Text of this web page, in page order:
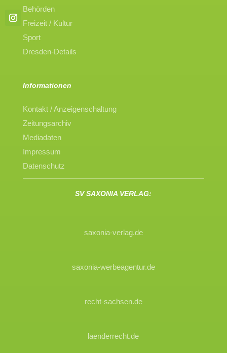
Behörden
Freizeit / Kultur
Sport
Dresden-Details
Informationen
Kontakt / Anzeigenschaltung
Zeitungsarchiv
Mediadaten
Impressum
Datenschutz
SV SAXONIA VERLAG:
saxonia-verlag.de
saxonia-werbeagentur.de
recht-sachsen.de
laenderrecht.de